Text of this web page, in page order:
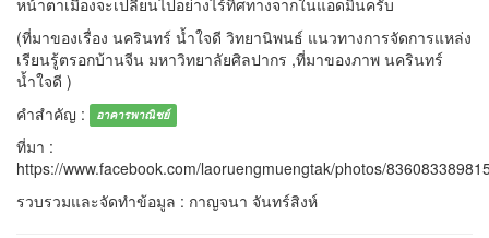
(ที่มาของเรื่อง นครินทร์ น้ำใจดี วิทยานิพนธ์ แนวทางการจัดการแหล่ง
เรียนรู้ตรอกบ้านจีน มหาวิทยาลัยศิลปากร ,ที่มาของภาพ นครินทร์
น้ำใจดี )
คำสำคัญ :
อาคารพาณิชย์
ที่มา :
https://www.facebook.com/laoruengmuengtak/photos/
รวบรวมและจัดทำข้อมูล : กาญจนา จันทร์สิงห์